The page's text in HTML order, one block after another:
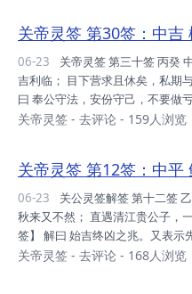
小心。 家庭：人口渐旺，入春和
刻平稳，惟时未至，暂时守之，
欺，不欺人者，可致兴旺。 升迁
神庇佑。 姻缘：两...
关帝灵签 第30签：中吉
06-23
吉利临； 目下营求且休矣，私期
曰 奉公守法，安份守己，不要做
前求谋暂时不要躁进，等待秋天
庭：人口适中，为培下代，下注
等秋至，即可欲为，时与命也。
婪，否则栽翻。 升迁：调合身心
姻缘：先友后婚，较...
关帝灵签 - 去评论 - 159人浏览
关帝灵签 第12签：中平
06-23
秋来又不然； 直遇清江贵公子，
签】 解曰 始吉终凶之兆。又表示
终凶。 问疾病，须选择好医生，
关帝灵签 - 去评论 - 168人浏览